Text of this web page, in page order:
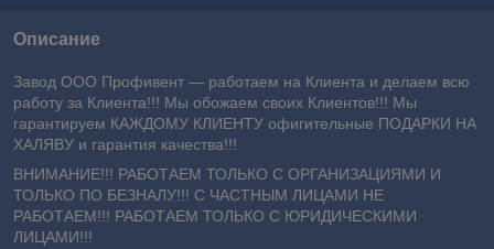
Описание
Завод ООО Профивент ― работаем на Клиента и делаем всю
работу за Клиента!!! Мы обожаем своих Клиентов!!! Мы
гарантируем КАЖДОМУ КЛИЕНТУ офигительные ПОДАРКИ НА
ХАЛЯВУ и гарантия качества!!!
ВНИМАНИЕ!!! РАБОТАЕМ ТОЛЬКО С ОРГАНИЗАЦИЯМИ И
ТОЛЬКО ПО БЕЗНАЛУ!!! С ЧАСТНЫМ ЛИЦАМИ НЕ
РАБОТАЕМ!!! РАБОТАЕМ ТОЛЬКО С ЮРИДИЧЕСКИМИ
ЛИЦАМИ!!!